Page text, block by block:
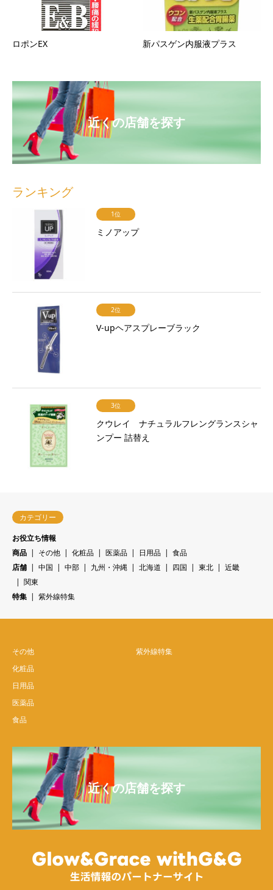
ロポンEX 新パスゲン内服液プラス
近くの店舗を探す
ランキング
1位
ミノアップ
2位
V-upヘアスプレーブラック
3位
クウレイ ナチュラルフレングランスシャ
ンプー 詰替え
カテゴリー
お役立ち情報
商品
その他 化粧品 医薬品 日用品
食品
店舗
中国 中部 九州・沖縄 北海道 四国 東北
近畿
関東
特集
紫外線特集
その他
化粧品
日用品
医薬品
食品
紫外線特集
近くの店舗を探す